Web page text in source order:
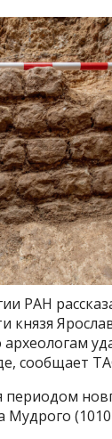
РАН
князя
сообщает
периодом
Мудрого